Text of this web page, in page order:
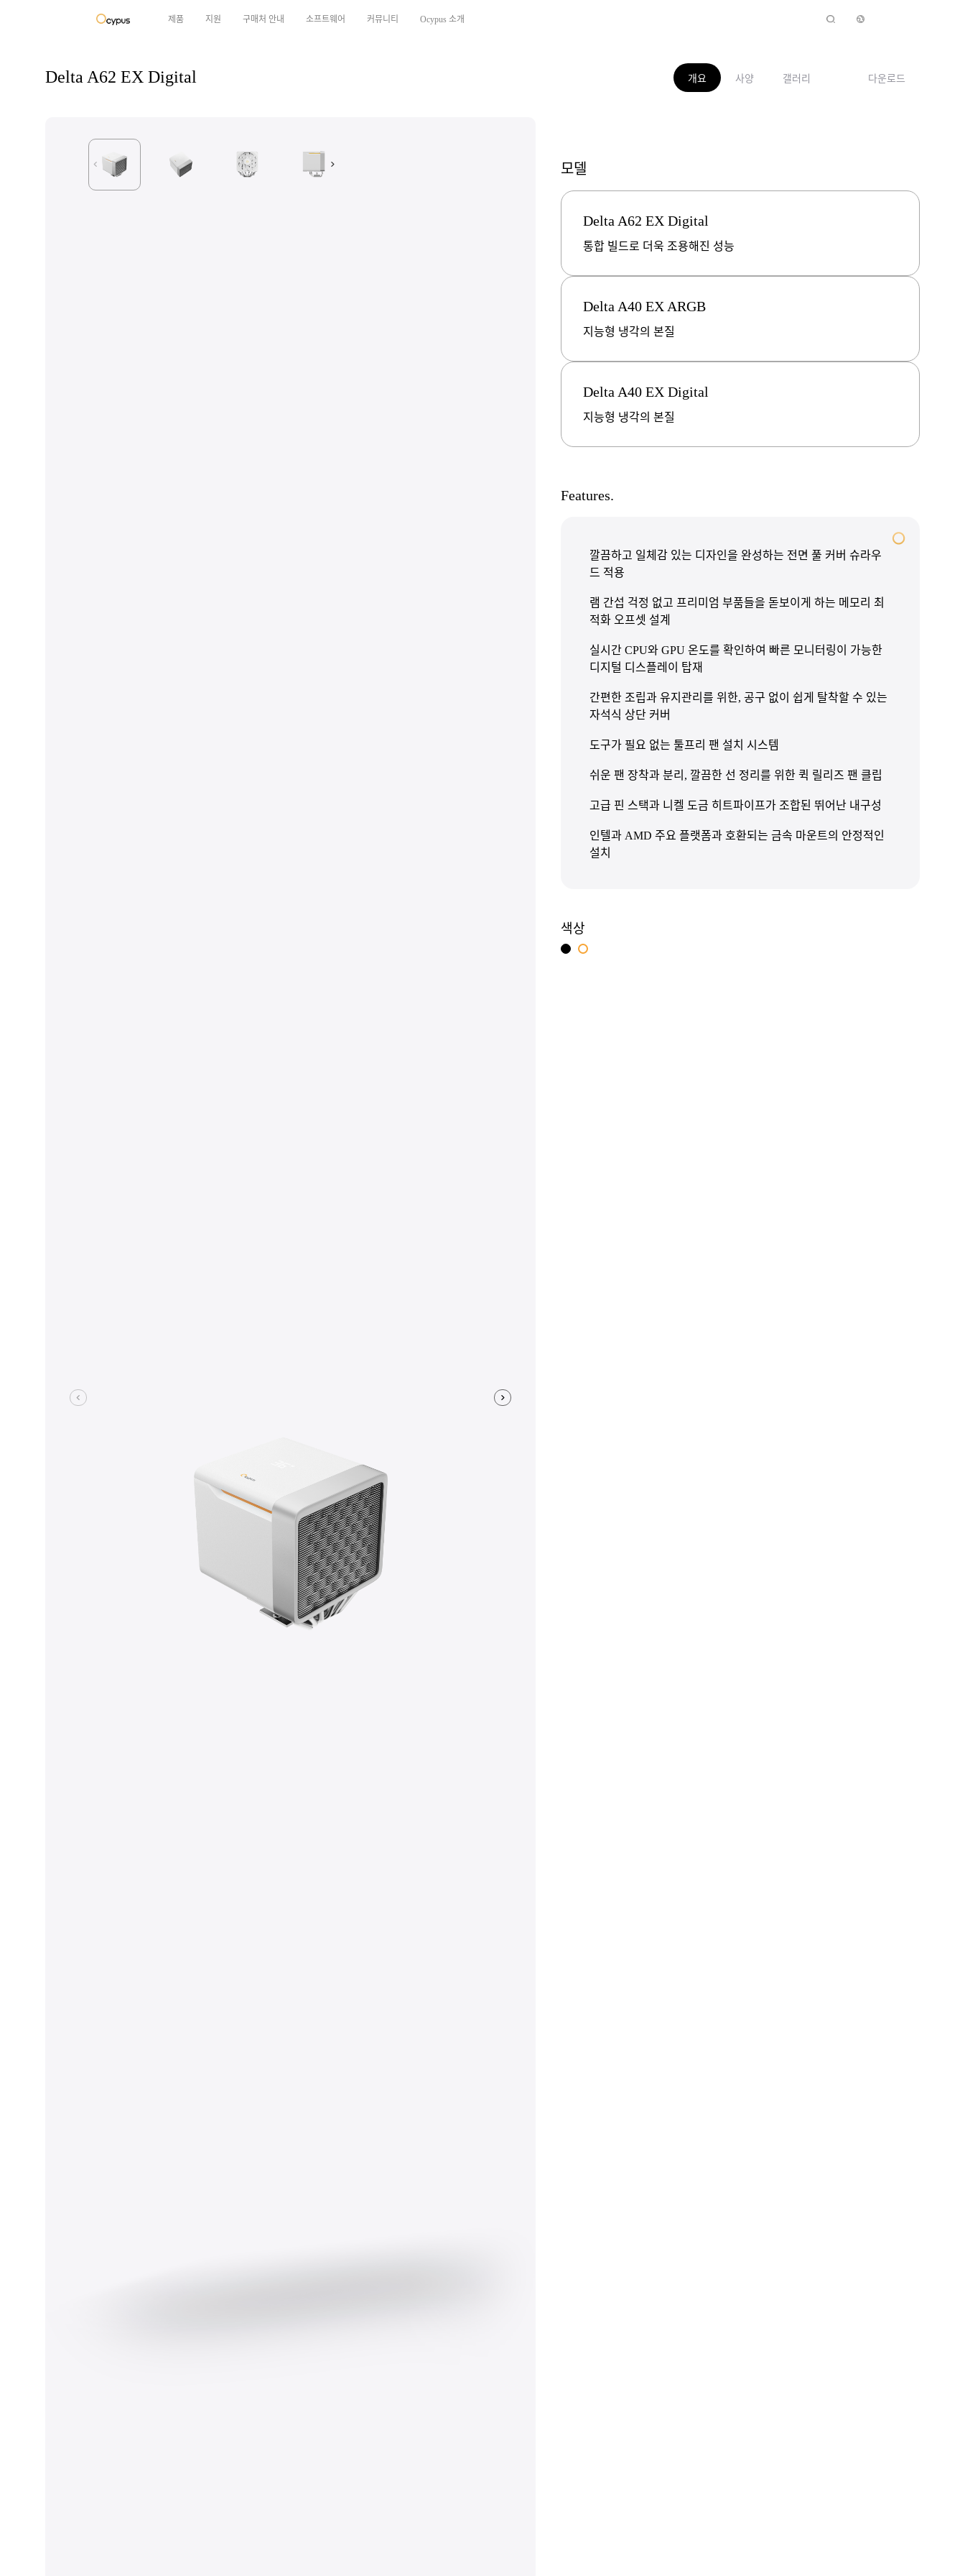
제품 지원 구매처 안내 소프트웨어 커뮤니티 Ocypus 소개
Delta A62 EX Digital 개요 사양 갤러리 다운로드
모델
Delta A62 EX Digital
통합 빌드로 더욱 조용해진 성능
Delta A40 EX ARGB
지능형 냉각의 본질
Delta A40 EX Digital
지능형 냉각의 본질
Features.
깔끔하고 일체감 있는 디자인을 완성하는 전면 풀 커버 슈라우
드 적용
램 간섭 걱정 없고 프리미엄 부품들을 돋보이게 하는 메모리 최
적화 오프셋 설계
실시간 CPU와 GPU 온도를 확인하여 빠른 모니터링이 가능한
디지털 디스플레이 탑재
간편한 조립과 유지관리를 위한, 공구 없이 쉽게 탈착할 수 있는
자석식 상단 커버
도구가 필요 없는 툴프리 팬 설치 시스템
쉬운 팬 장착과 분리, 깔끔한 선 정리를 위한 퀵 릴리즈 팬 클립
고급 핀 스택과 니켈 도금 히트파이프가 조합된 뛰어난 내구성
인텔과 AMD 주요 플랫폼과 호환되는 금속 마운트의 안정적인
설치
색상